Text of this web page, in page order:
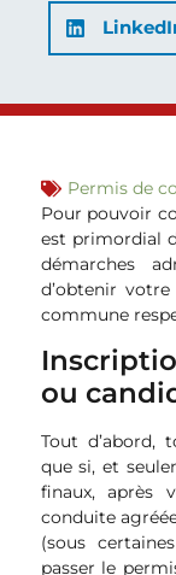
Permis de
Pour pouvoir
est primordial
démarches
d’obtenir
commune
ou
Tout d’abord,
que si, et
finaux, après
conduite
(sous
passer le